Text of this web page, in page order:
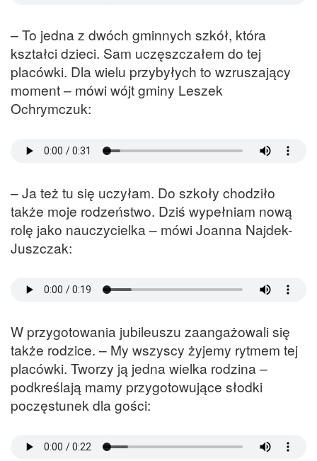
– To jedna z dwóch gminnych szkół, która
kształci dzieci. Sam uczęszczałem do tej
placówki. Dla wielu przybyłych to wzruszający
moment – mówi wójt gminy Leszek
Ochrymczuk:
– Ja też tu się uczyłam. Do szkoły chodziło
także moje rodzeństwo. Dziś wypełniam nową
rolę jako nauczycielka – mówi Joanna Najdek-
Juszczak:
W przygotowania jubileuszu zaangażowali się
także rodzice. – My wszyscy żyjemy rytmem tej
placówki. Tworzy ją jedna wielka rodzina –
podkreślają mamy przygotowujące słodki
poczęstunek dla gości: